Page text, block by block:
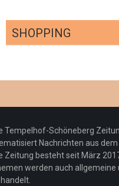
SHOPPING
Pepe Jeans
Woher
Tempelhof-Schöneberg
Nachrichten aus
Zeitung besteht seit März
werden auch